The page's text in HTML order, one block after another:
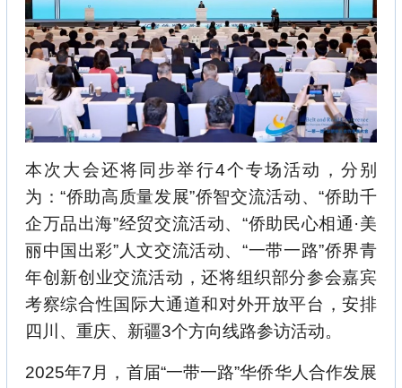
本次大会还将同步举行4个专场活动，分别
为：“侨助高质量发展”侨智交流活动、“侨助千
企万品出海”经贸交流活动、“侨助民心相通·美
丽中国出彩”人文交流活动、“一带一路”侨界青
年创新创业交流活动，还将组织部分参会嘉宾
考察综合性国际大通道和对外开放平台，安排
四川、重庆、新疆3个方向线路参访活动。
2025年7月，首届“一带一路”华侨华人合作发展